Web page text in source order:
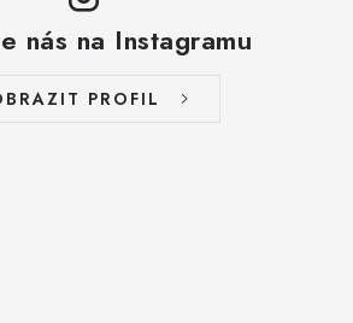
nás na Instagramu
PROFIL